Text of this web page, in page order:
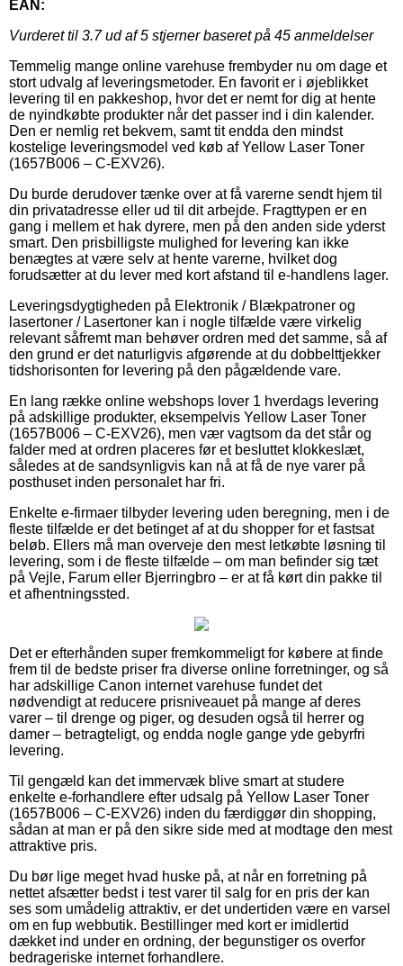
EAN:
Vurderet til 3.7ud af 5 stjerner baseret på 45 anmeldelser
Temmelig mange online varehuse frembyder nu om dage et
stort udvalg af leveringsmetoder. En favorit er i øjeblikket
levering til en pakkeshop, hvor det er nemt for dig at hente
de nyindkøbte produkter når det passer ind i din kalender.
Den er nemlig ret bekvem, samt tit endda den mindst
kostelige leveringsmodel ved køb af Yellow Laser Toner
(1657B006 – C-EXV26).
Du burde derudover tænke over at få varerne sendt hjem til
din privatadresse eller ud til dit arbejde. Fragttypen er en
gang i mellem et hak dyrere, men på den anden side yderst
smart. Den prisbilligste mulighed for levering kan ikke
benægtes at være selv at hente varerne, hvilket dog
forudsætter at du lever med kort afstand til e-handlens lager.
Leveringsdygtigheden på Elektronik / Blækpatroner og
lasertoner / Lasertoner kan i nogle tilfælde være virkelig
relevant såfremt man behøver ordren med det samme, så af
den grund er det naturligvis afgørende at du dobbelttjekker
tidshorisonten for levering på den pågældende vare.
En lang række online webshops lover 1 hverdags levering
på adskillige produkter, eksempelvis Yellow Laser Toner
(1657B006 – C-EXV26), men vær vagtsom da det står og
falder med at ordren placeres før et besluttet klokkeslæt,
således at de sandsynligvis kan nå at få de nye varer på
posthuset inden personalet har fri.
Enkelte e-firmaer tilbyder levering uden beregning, men i de
fleste tilfælde er det betinget af at du shopper for et fastsat
beløb. Ellers må man overveje den mest letkøbte løsning til
levering, som i de fleste tilfælde – om man befinder sig tæt
på Vejle, Farum eller Bjerringbro – er at få kørt din pakke til
et afhentningssted.
Det er efterhånden super fremkommeligt for købere at finde
frem til de bedste priser fra diverse online forretninger, og så
har adskillige Canon internet varehuse fundet det
nødvendigt at reducere prisniveauet på mange af deres
varer – til drenge og piger, og desuden også til herrer og
damer – betragteligt, og endda nogle gange yde gebyrfri
levering.
Til gengæld kan det immervæk blive smart at studere
enkelte e-forhandlere efter udsalg på Yellow Laser Toner
(1657B006 – C-EXV26) inden du færdiggør din shopping,
sådan at man er på den sikre side med at modtage den mest
attraktive pris.
Du bør lige meget hvad huske på, at når en forretning på
nettet afsætter bedst i test varer til salg for en pris der kan
ses som umådelig attraktiv, er det undertiden være en varsel
om en fup webbutik. Bestillinger med kort er imidlertid
dækket ind under en ordning, der begunstiger os overfor
bedrageriske internet forhandlere.